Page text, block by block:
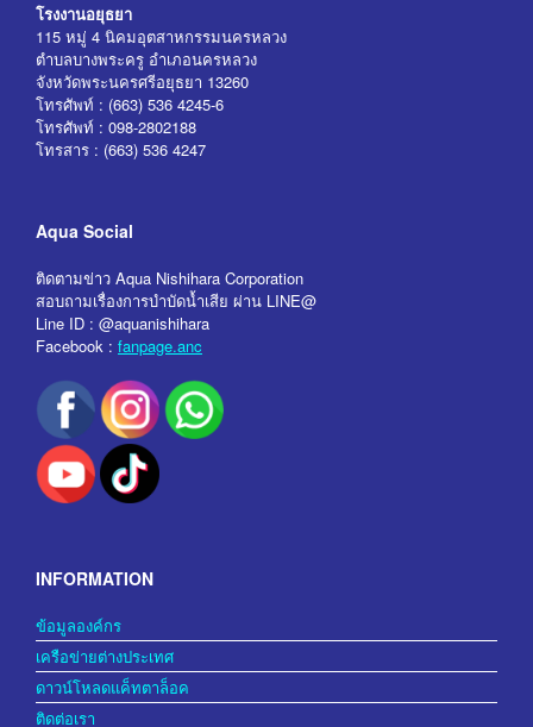
โรงงานอยุธยา
115 หมู่ 4 นิคมอุตสาหกรรมนครหลวง
ตำบลบางพระครู อำเภอนครหลวง
จังหวัดพระนครศรีอยุธยา 13260
โทรศัพท์ : (663) 536 4245-6
โทรศัพท์ : 098-2802188
โทรสาร : (663) 536 4247
Aqua Social
ติดตามข่าว Aqua Nishihara Corporation
สอบถามเรื่องการบำบัดน้ำเสีย ผ่าน LINE@
Line ID : @aquanishihara
Facebook : fanpage.anc
INFORMATION
ข้อมูลองค์กร
เครือข่ายต่างประเทศ
ดาวน์โหลดแค็ทตาล็อค
ติดต่อเรา